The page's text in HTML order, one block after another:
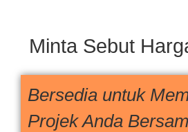
Minta Sebut
Bersedia untuk
Projek Anda